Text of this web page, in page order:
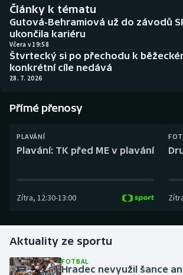
Biatlon
Boby a skeleton
Curling
Dostihy
Futsal
Golf
Gymnastika
Aplikace ČT sport
AZ kvíz
Články k tématu
Gutová-Behramiová už do závodů
ukončila kariéru
Včera v 19:58
Štvrtecký si po přechodu k
konkrétní cíle nedává
28. 7. 2026
Přímé přenosy
PLAVÁNÍ
Plavání: TK před ME v plavání
Zítra, 12:30-13:00
Aktuality ze sportu
FOTBAL
Hradec nevyužil šance